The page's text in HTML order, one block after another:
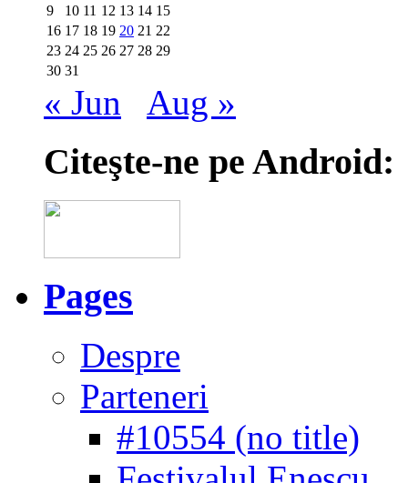
9
10 11 12 13 14 15
16 17 18 19 20 21 22
23 24 25 26 27 28 29
30 31
« Jun Aug »
Citeşte-ne pe Android:
Pages
Despre
Parteneri
#10554 (no title)